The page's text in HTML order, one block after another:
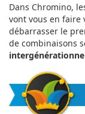
Dans Chromino,
vont vous en faire
débarrasser le
de combinaisons